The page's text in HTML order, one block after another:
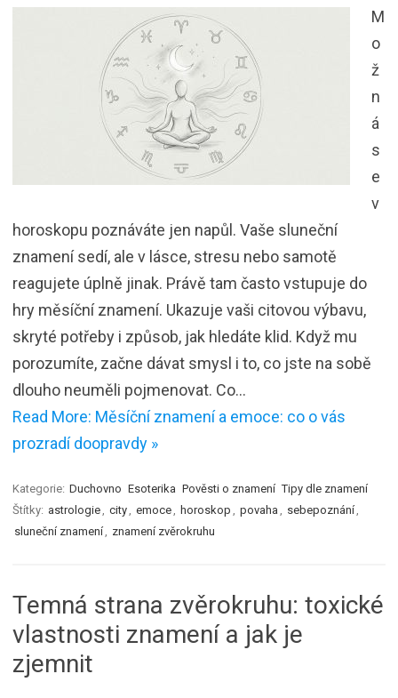
M
o
ž
n
á
s
e
v
horoskopu poznáváte jen napůl. Vaše sluneční
znamení sedí, ale v lásce, stresu nebo samotě
reagujete úplně jinak. Právě tam často vstupuje do
hry měsíční znamení. Ukazuje vaši citovou výbavu,
skryté potřeby i způsob, jak hledáte klid. Když mu
porozumíte, začne dávat smysl i to, co jste na sobě
dlouho neuměli pojmenovat. Co…
Read More: Měsíční znamení a emoce: co o vás
prozradí doopravdy »
Kategorie: Duchovno Esoterika Pověsti o znamení Tipy dle znamení
Štítky: astrologie city emoce horoskop povaha sebepoznání
sluneční znamení
znamení zvěrokruhu
Temná strana zvěrokruhu: toxické
vlastnosti znamení a jak je
zjemnit